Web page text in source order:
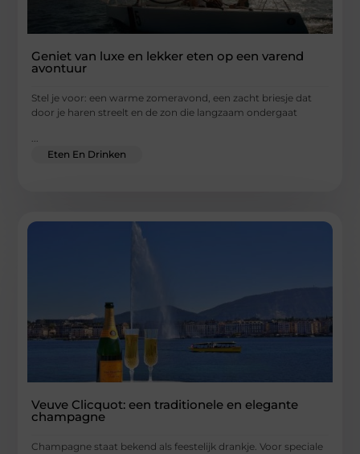
Geniet van luxe en lekker eten op een varend
avontuur
Stel je voor: een warme zomeravond, een zacht briesje dat
door je haren streelt en de zon die langzaam ondergaat
...
Eten En Drinken
Veuve Clicquot: een traditionele en elegante
champagne
Champagne staat bekend als feestelijk drankje. Voor speciale